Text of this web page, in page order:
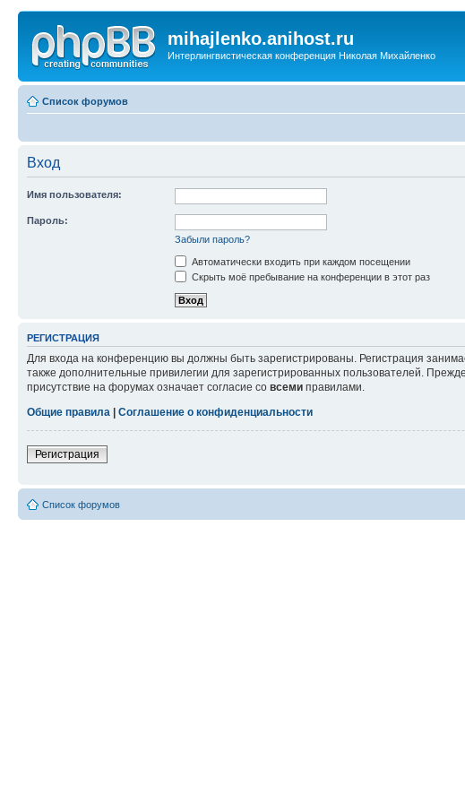
mihajlenko.anihost.ru
Интерлингвистическая конференция Николая Михайленко
Список форумов
Вход
Имя пользователя:
Пароль:
Забыли пароль?
Автоматически входить при каждом посещении
Скрыть моё пребывание на конференции в этот раз
РЕГИСТРАЦИЯ
Для входа на конференцию вы должны быть зарегистрированы. Регистрация
также дополнительные привилегии для зарегистрированных пользователей.
присутствие на форумах означает согласие со всеми правилами.
Общие правила
Соглашение о конфиденциальности
Регистрация
Список форумов